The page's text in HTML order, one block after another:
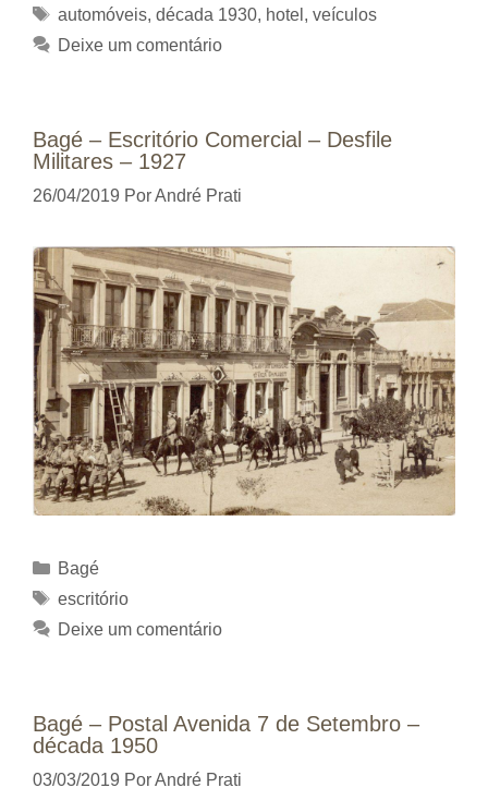
Tags
automóveis, década 1930, hotel , veículos
Deixe um comentário
Bagé – Escritório Comercial – Desfile
Militares – 1927
26/04/2019 PorAndré Prati
Categorias
Bagé
Tags
escritório
Deixe um comentário
Bagé – Postal Avenida 7 de Setembro –
década 1950
03/03/2019 PorAndré Prati